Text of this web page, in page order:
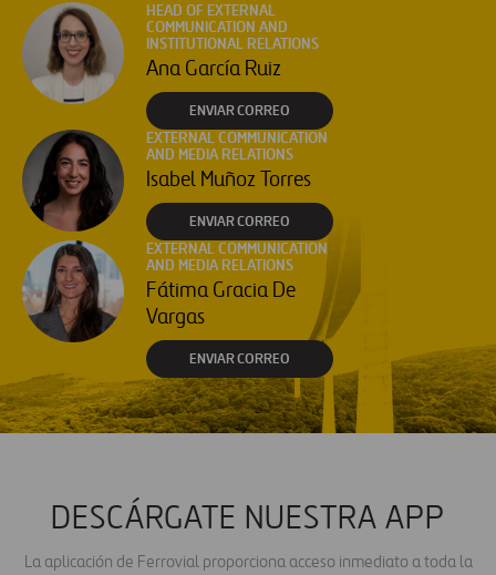
HEAD OF EXTERNAL
COMMUNICATION AND
INSTITUTIONAL RELATIONS
Ana García Ruiz
ENVIAR CORREO
EXTERNAL COMMUNICATION
AND MEDIA RELATIONS
Isabel Muñoz Torres
ENVIAR CORREO
EXTERNAL COMMUNICATION
AND MEDIA RELATIONS
Fátima Gracia De
Vargas
ENVIAR CORREO
DESCÁRGATE NUESTRA APP
La aplicación de Ferrovial proporciona acceso inmediato a toda la